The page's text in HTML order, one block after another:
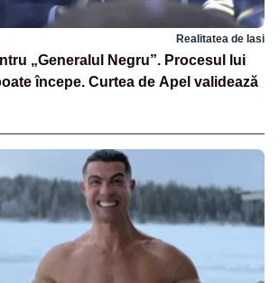
Realitatea de Iasi
„Generalul Negru”. Procesul lui
începe. Curtea de Apel validează